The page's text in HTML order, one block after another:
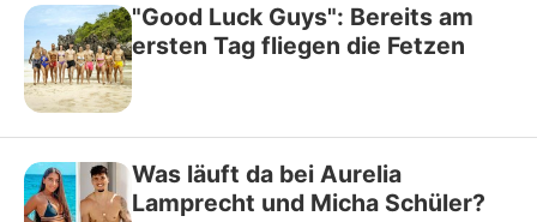
"Good Luck Guys": Bereits am
ersten Tag fliegen die Fetzen
Was läuft da bei Aurelia
Lamprecht und Micha Schüler?